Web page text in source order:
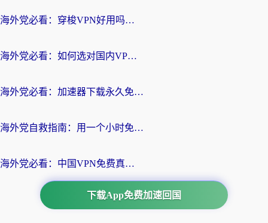
海外党必看：穿梭VPN好用吗？和云帆VPN对比哪个回国效果更好？附真实测评+避坑指南
海外党必看：如何选对国内VPN，实现无缝访问国内资源？
海外党必看：加速器下载永久免费版真的存在吗？教你无缝访问国内资源的正确姿势
海外党自救指南：用一个小时免费加速器，轻松打破国内资源访问壁垒？
海外党必看：中国VPN免费真的靠谱吗？手把手教你选对回国加速器
下载App免费加速回国